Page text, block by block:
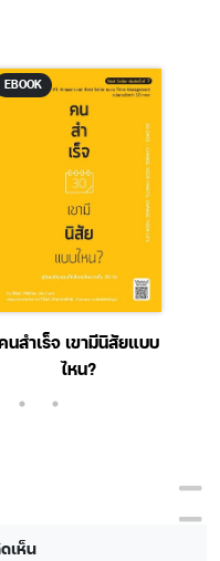
EBOOK
นสำเร็จ เขามีนิสัยแบบ
ไหน?
เห็น